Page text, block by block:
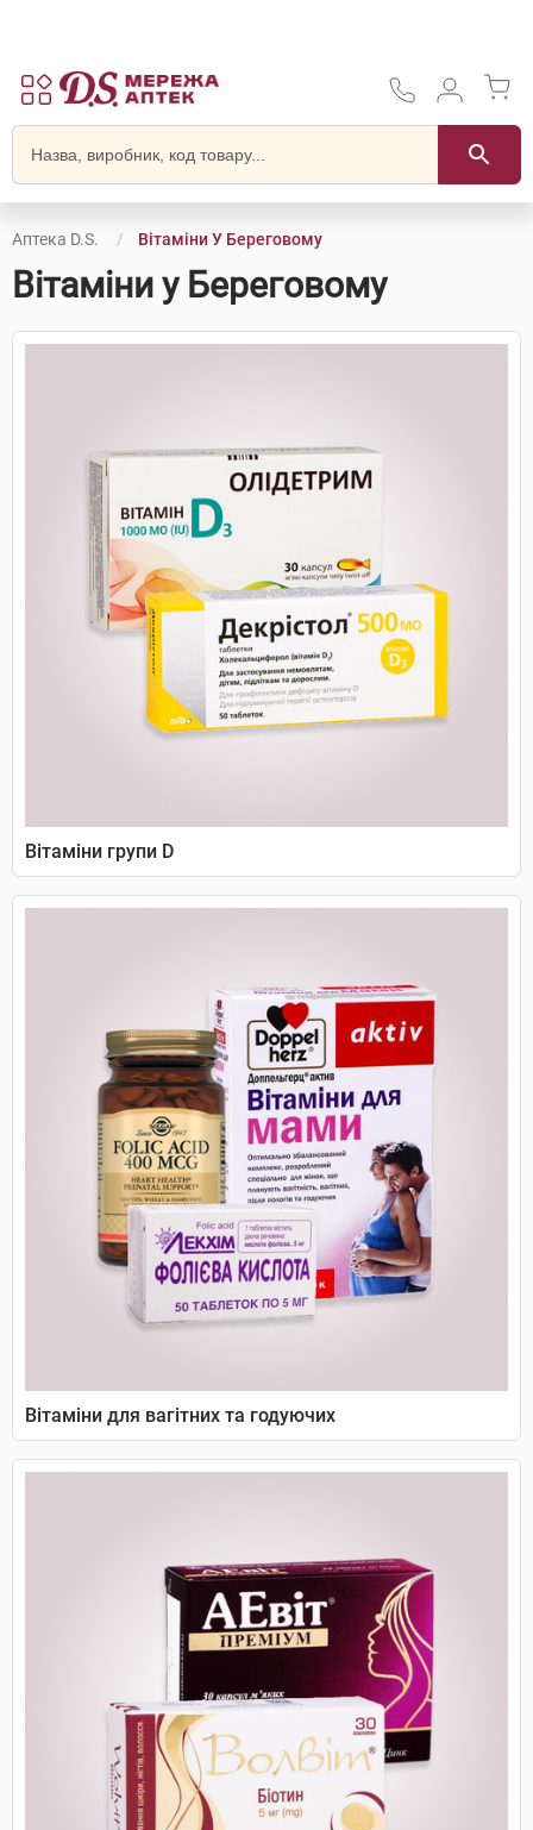
Аптека D.S. Вітаміни У Береговому
Вітаміни у Береговому
Вітаміни групи D
Вітаміни для вагітних та годуючих